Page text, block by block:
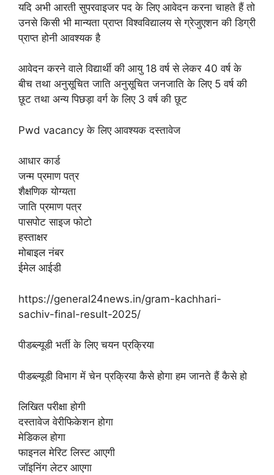
यदि अभी आरती सुपरवाइजर पद के लिए आवेदन करना चाहते हैं तो
उनसे किसी भी मान्यता प्राप्त विश्वविद्यालय से ग्रेजुएशन की डिग्री
प्राप्त होनी आवश्यक है
आवेदन करने वाले विद्यार्थी की आयु 18 वर्ष से लेकर 40 वर्ष के
बीच तथा अनुसूचित जाति अनुसूचित जनजाति के लिए 5 वर्ष की
छूट तथा अन्य पिछड़ा वर्ग के लिए 3 वर्ष की छूट
Pwd vacancy के लिए आवश्यक दस्तावेज
आधार कार्ड
जन्म प्रमाण पत्र
शैक्षणिक योग्यता
जाति प्रमाण पत्र
पासपोट साइज फोटो
हस्ताक्षर
मोबाइल नंबर
ईमेल आईडी
https://general24news.in/gram-kachhari-
sachiv-final-result-2025/
पीडब्ल्यूडी भर्ती के लिए चयन प्रक्रिया
पीडब्ल्यूडी विभाग में चेन प्रक्रिया कैसे होगा हम जानते हैं कैसे हो
लिखित परीक्षा होगी
दस्तावेज वेरीफिकेशन होगा
मेडिकल होगा
फाइनल मेरिट लिस्ट आएगी
जॉइनिंग लेटर आएगा